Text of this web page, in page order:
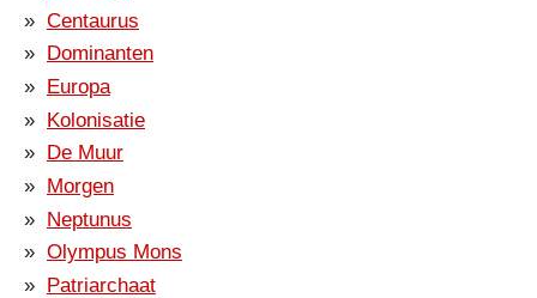
Centaurus
Dominanten
Europa
Kolonisatie
De Muur
Morgen
Neptunus
Olympus Mons
Patriarchaat